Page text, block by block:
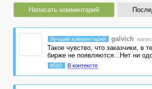
Написать комментарий
Лучший комментарий galvich
Такое чувство, что заказчики, в
бирже не появляются...Нет ни
#593 В контексте